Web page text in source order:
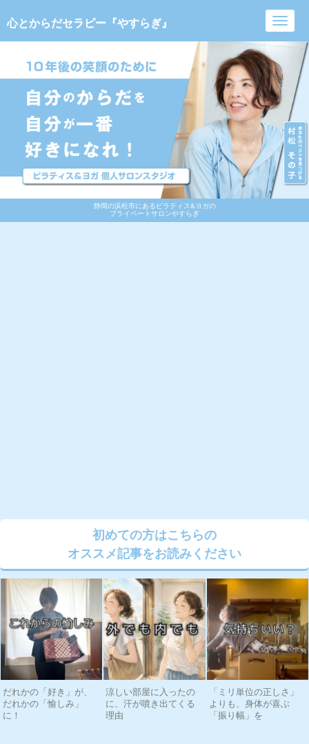
静岡の浜松市にあるピラティス&ヨガの
プライベートサロンやすらぎ
心とからだセラピー『やすらぎ』
初めての方はこちらの
オススメ記事をお読みください
だれかの「好き」が、
だれかの「愉しみ」
に！
涼しい部屋に入ったの
に、汗が噴き出てくる
理由
「ミリ単位の正しさ」
よりも、身体が喜ぶ
「振り幅」を